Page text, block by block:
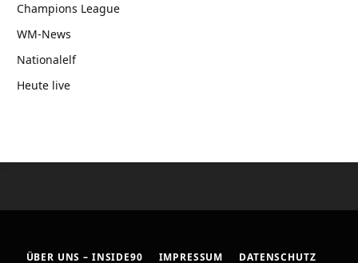
Champions League
WM-News
Nationalelf
Heute live
ÜBER UNS – INSIDE90 IMPRESSUM DATENSCHUTZ